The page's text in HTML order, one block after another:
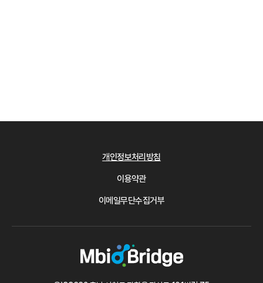
개인정보처리방침
이용약관
이메일무단수집거부